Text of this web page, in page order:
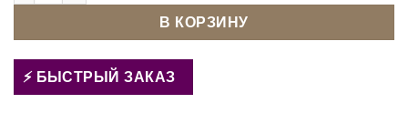
В КОРЗИНУ
БЫСТРЫЙ ЗАКАЗ